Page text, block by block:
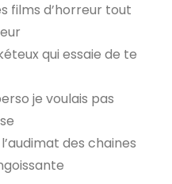
films d’horreur tout
qui essaie de te
je voulais pas
des chaines